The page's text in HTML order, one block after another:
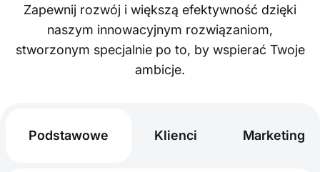
Zapewnij rozwój i większą efektywność dzięki
naszym innowacyjnym rozwiązaniom,
stworzonym specjalnie po to, by wspierać Twoje
ambicje.
Podstawowe Klienci Marketing